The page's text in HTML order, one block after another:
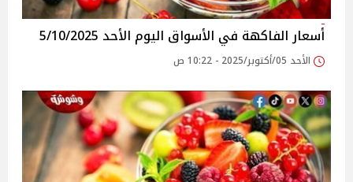
أسعار الفاكهة في الأسواق‎‎ اليوم الأحد 5/10/2025
الأحد 05/أكتوبر/2025 - 10:22 ص